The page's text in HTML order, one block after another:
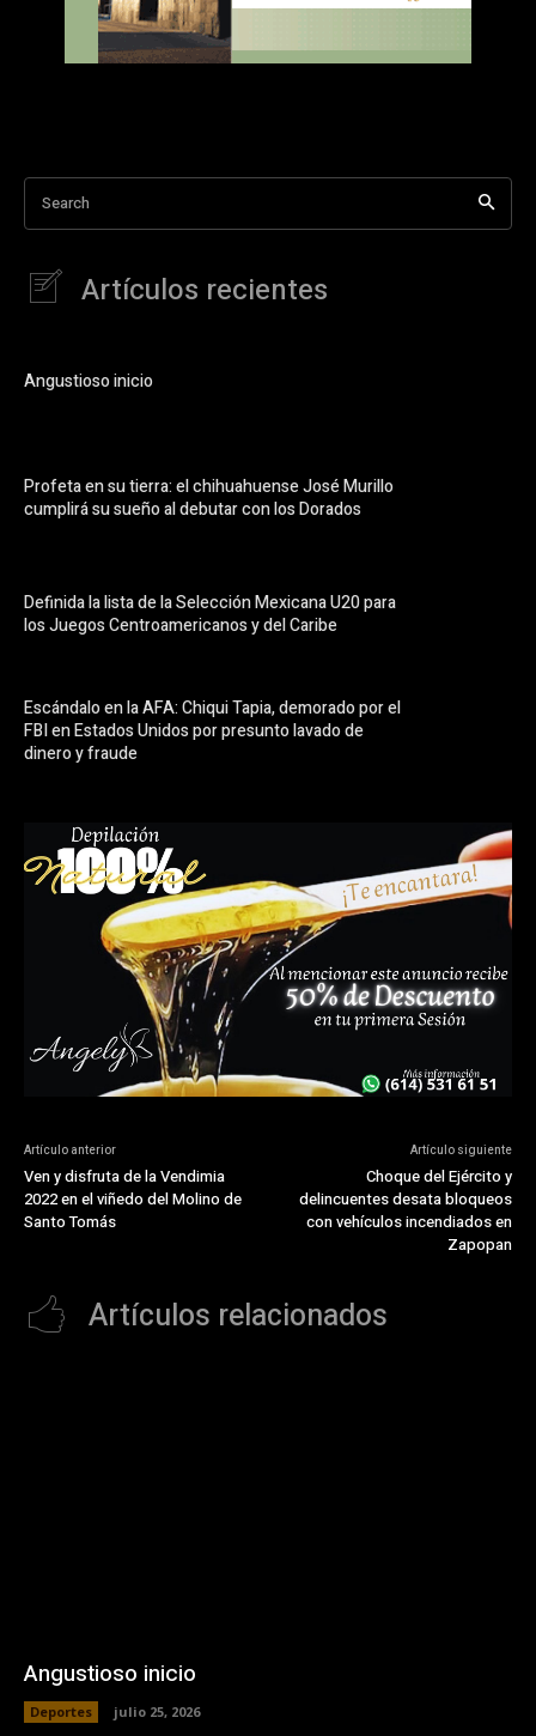
Search
Artículos recientes
Angustioso inicio
Profeta en su tierra: el chihuahuense José Murillo
cumplirá su sueño al debutar con los Dorados
Definida la lista de la Selección Mexicana U20 para
los Juegos Centroamericanos y del Caribe
Escándalo en la AFA: Chiqui Tapia, demorado por el
FBI en Estados Unidos por presunto lavado de
dinero y fraude
Artículo anterior
Ven y disfruta de la Vendimia
2022 en el viñedo del Molino de
Santo Tomás
Artículo siguiente
Choque del Ejército y
delincuentes desata bloqueos
con vehículos incendiados en
Zapopan
Artículos relacionados
Angustioso inicio
Deportes julio 25, 2026